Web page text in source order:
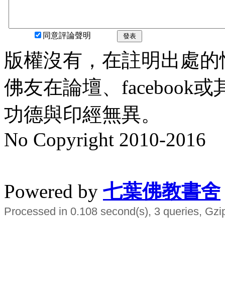
同意評論聲明 發表
版權沒有，在註明出處
佛友在論壇、facebook
功德與印經無異。
No Copyright 2010-2016
Powered by 七葉佛教書舍
Processed in 0.108 second(s), 3 queries,